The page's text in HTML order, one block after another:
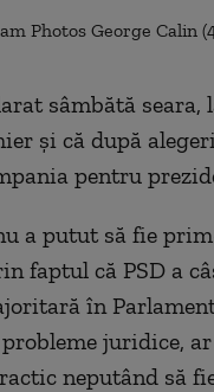
sâmbătă
şi că după
pentru
a putut să fie
faptul că PSD a
în
juridice,
neputând să